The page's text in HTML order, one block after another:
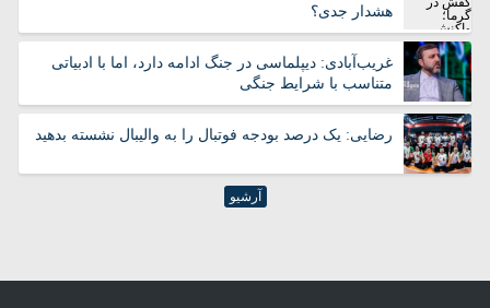
قم
کرمان کرمانشاه
کهگیلویه و بویر احمد گلستان
گیلان
مازندران
هرمزگان
هشدار جدی؟
غریب‌آبادی: دیپلماسی در جنگ ادامه دارد، اما با ادبیاتی
متناسب با شرایط جنگی
رضایی: یک درصد بودجه فوتبال را به والیبال نشسته بدهید
آرشیو